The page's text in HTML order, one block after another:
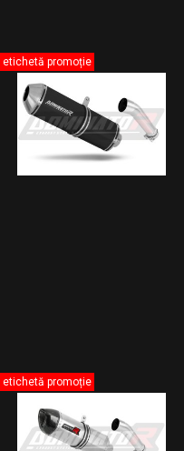
etichetă promoție
etichetă promoție